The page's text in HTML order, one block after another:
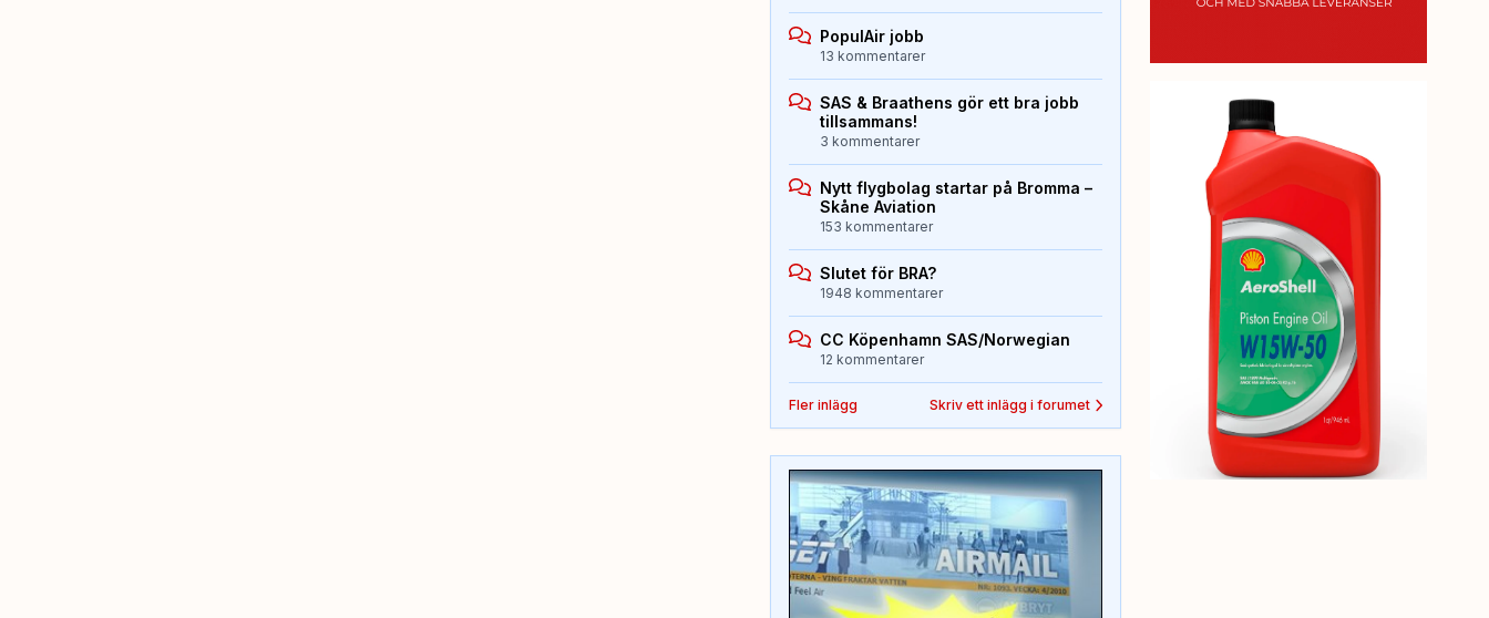
PopulAir jobb
13 kommentarer
SAS & Braathens gör ett bra jobb
tillsammans!
3 kommentarer
Nytt flygbolag startar på Bromma –
Skåne Aviation
153 kommentarer
Slutet för BRA?
1948 kommentarer
CC Köpenhamn SAS/Norwegian
12 kommentarer
Fler inlägg Skriv ett inlägg i forumet